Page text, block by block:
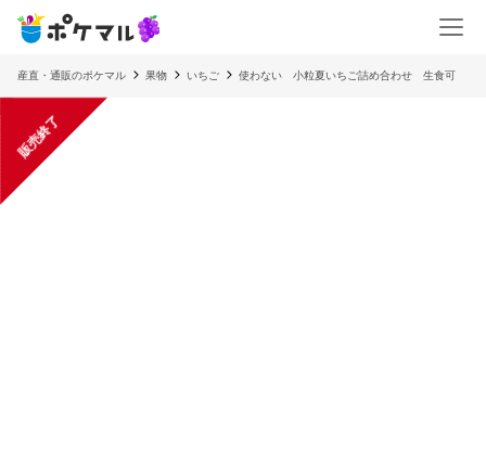
産直・通販のポケマル 果物 いちご 使わない 小粒夏いちご詰め合わせ 生食可
販売終了